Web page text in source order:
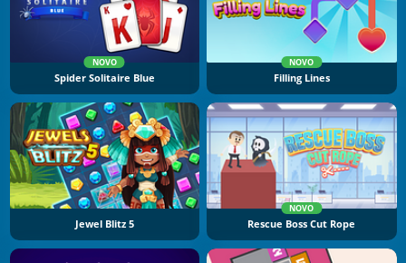
NOVO
Spider Solitaire Blue
NOVO
Filling Lines
Jewel Blitz 5
NOVO
Rescue Boss Cut Rope